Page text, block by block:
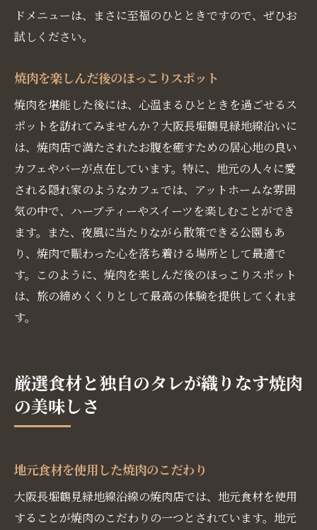
ドメニューは、まさに至福のひとときですので、ぜひお
試しください。
焼肉を楽しんだ後のほっこりスポット
焼肉を堪能した後には、心温まるひとときを過ごせるス
ポットを訪れてみませんか？大阪長堀鶴見緑地線沿いに
は、焼肉店で満たされたお腹を癒すための居心地の良い
カフェやバーが点在しています。特に、地元の人々に愛
される隠れ家のようなカフェでは、アットホームな雰囲
気の中で、ハーブティーやスイーツを楽しむことができ
ます。また、夜風に当たりながら散策できる公園もあ
り、焼肉で賑わった心を落ち着ける場所として最適で
す。このように、焼肉を楽しんだ後のほっこりスポット
は、旅の締めくくりとして最高の体験を提供してくれま
す。
厳選食材と独自のタレが織りなす焼肉
の美味しさ
地元食材を使用した焼肉のこだわり
大阪長堀鶴見緑地線沿線の焼肉店では、地元食材を使用
することが焼肉のこだわりの一つとされています。地元